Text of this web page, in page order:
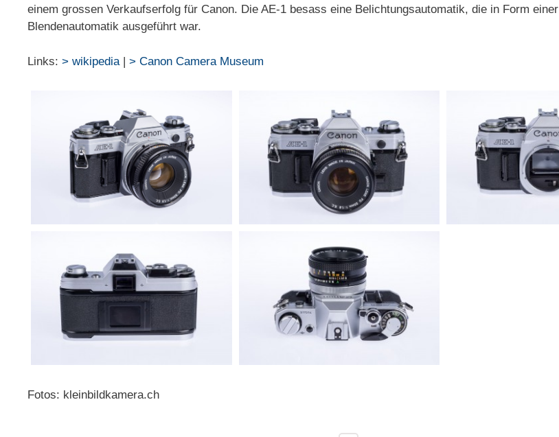
einem grossen Verkaufserfolg für Canon. Die AE-1 besass eine Belichtungsautomatik, die in Form einer
Blendenautomatik ausgeführt war.
Links: > wikipedia | > Canon Camera Museum
Fotos: kleinbildkamera.ch